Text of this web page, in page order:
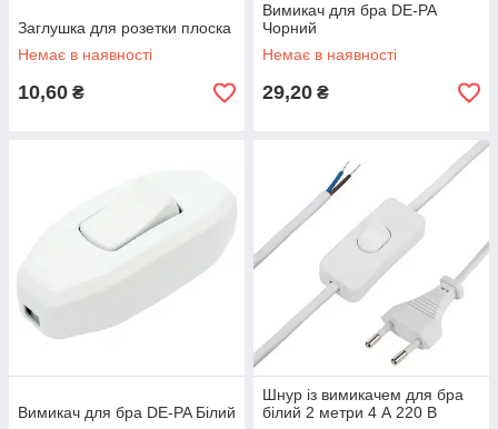
Заглушка для розетки плоска
Немає в наявності
10,60 ₴
Вимикач для бра DE-PA
Чорний
Немає в наявності
29,20 ₴
Вимикач для бра DE-PA Білий
Шнур із вимикачем для бра
білий 2 метри 4 А 220 В